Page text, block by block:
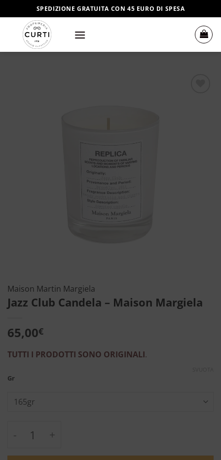
ai
contenuti
SPEDIZIONE GRATUITA CON 45 EURO DI SPESA
Maison Martin Margiela
Jazz Club Candela – Maison Margiela
65,00€
TUTTI I PRODOTTI SONO ORIGINALI.
Gr
Jazz Club Candela - Maison Margiela